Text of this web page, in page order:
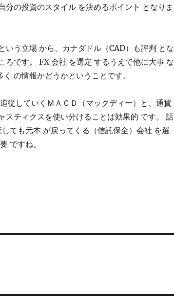
分の投資のスタイル を決めるポイント となりま
いう立場 から、カナダドル（CAD）も評判 とな
ろです。 FX 会社 を選定 するうえで他に大事 な
の情報かどうかということです。
従していくＭＡＣＤ（マックディー）と、通貨
スティクスを使い分けることは効果的 です。 話
ても元本 が戻ってくる（信託保全）会社 を選
ですね。